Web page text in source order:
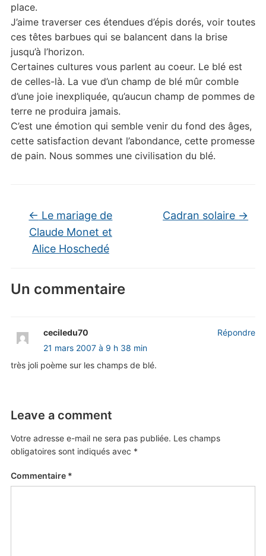
place.
J’aime traverser ces étendues d’épis dorés, voir toutes
ces têtes barbues qui se balancent dans la brise
jusqu’à l’horizon.
Certaines cultures vous parlent au coeur. Le blé est
de celles-là. La vue d’un champ de blé mûr comble
d’une joie inexpliquée, qu’aucun champ de pommes de
terre ne produira jamais.
C’est une émotion qui semble venir du fond des âges,
cette satisfaction devant l’abondance, cette promesse
de pain. Nous sommes une civilisation du blé.
← Le mariage de
Claude Monet et
Alice Hoschedé
Cadran solaire →
Un commentaire
ceciledu70
21 mars 2007 à 9 h 38 min
très joli poème sur les champs de blé.
Répondre
Leave a comment
Votre adresse e-mail ne sera pas publiée. Les champs
obligatoires sont indiqués avec *
Commentaire *